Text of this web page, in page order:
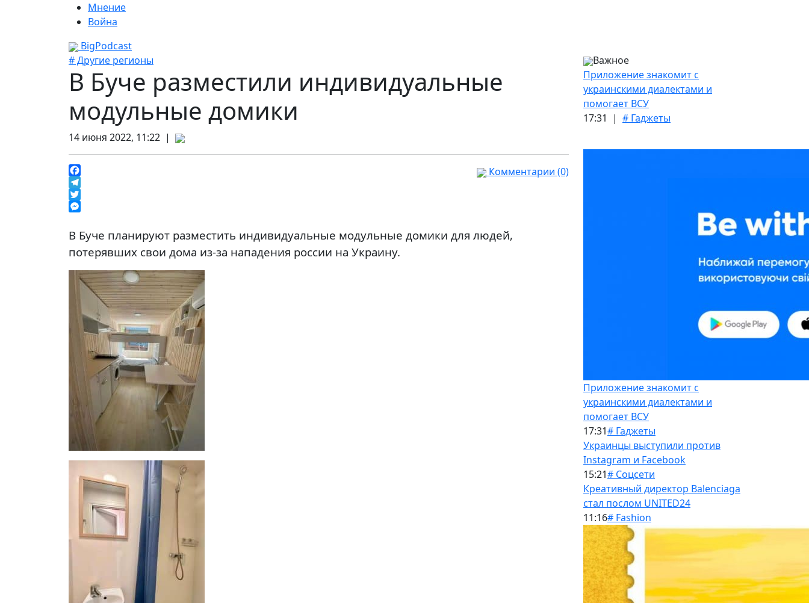
Мнение
Война
BigPodcast
# Другие регионы
В Буче разместили индивидуальные
модульные домики
14 июня 2022, 11:22 |
Facebook
Telegram
Twitter
Комментарии (0)
В Буче планируют разместить индивидуальные модульные домики для людей,
потерявших свои дома из-за нападения россии на Украину.
Важное
Приложение знакомит с
украинскими диалектами и
помогает ВСУ
17:31 | # Гаджеты
Приложение знакомит с
украинскими диалектами и
помогает ВСУ
17:31# Гаджеты
Украинцы выступили против
Instagram и Facebook
15:21# Соцсети
Креативный директор Balenciaga
стал послом UNITED24
11:16# Fashion